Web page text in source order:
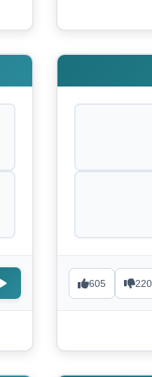
605 220